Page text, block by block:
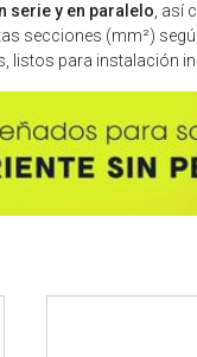
serie y en paralelo , así
secciones (mm²)
listos para instalación